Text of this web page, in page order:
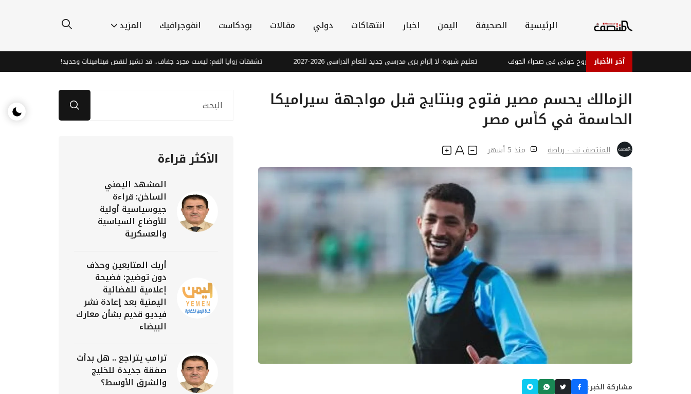
الرئيسية الصحيفة اليمن اخبار انتهاكات دولي مقالات بودكاست انفوجرافيك المزيد
آخر الأخبار
سقوط صاروخ حوثي في صحراء الجوف تعليم شبوة: لا إلزام بزي مدرسي جديد للعام الدراسي 2026-2027 تشققات زوايا الفم: ليست مجرد جفاف.. قد تشير لنقص فيتامينات وحديد!
الزمالك يحسم مصير فتوح وبنتايج قبل مواجهة سيراميكا
الحاسمة في كأس مصر
المنتصف نت - رياضة منذ 5 أشهر
مشاركة الخبر:
الأكثر قراءة
المشهد اليمني
الساخن: قراءة
جيوسياسية أولية
للأوضاع السياسية
والعسكرية
أربك المتابعين وحذف
دون توضيح: فضيحة
إعلامية للفضائية
اليمنية بعد إعادة نشر
فيديو قديم بشأن معارك
البيضاء
ترامب يتراجع .. هل بدأت
صفقة جديدة للخليج
والشرق الأوسط؟